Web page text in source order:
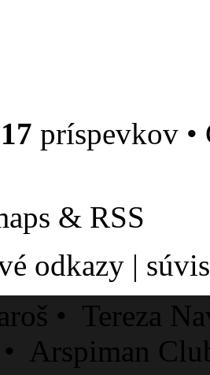
príspevkov
& RSS
odkazy |
• Tereza
Arspiman